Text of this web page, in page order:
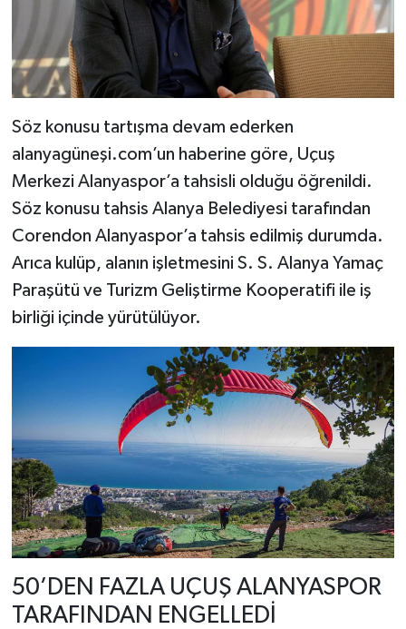
Söz konusu tartışma devam ederken
alanyagüneşi.com’un haberine göre, Uçuş
Merkezi Alanyaspor’a tahsisli olduğu öğrenildi.
Söz konusu tahsis Alanya Belediyesi tarafından
Corendon Alanyaspor’a tahsis edilmiş durumda.
Arıca kulüp, alanın işletmesini S. S. Alanya Yamaç
Paraşütü ve Turizm Geliştirme Kooperatifi ile iş
birliği içinde yürütülüyor.
50’DEN FAZLA UÇUŞ ALANYASPOR
TARAFINDAN ENGELLEDİ